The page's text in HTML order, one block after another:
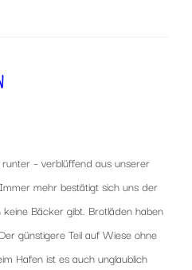
– verblüffend aus unserer
mehr bestätigt sich uns der
Bäcker gibt. Brotläden haben
günstigere Teil auf Wiese ohne
Hafen ist es auch unglaublich